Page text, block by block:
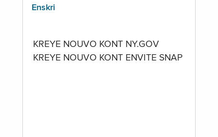
Enskri
KREYE NOUVO KONT NY.GOV
KREYE NOUVO KONT ENVITE SNAP